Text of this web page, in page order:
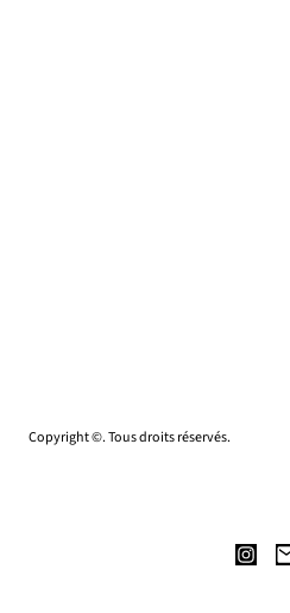
Copyright ©. Tous droits réservés.